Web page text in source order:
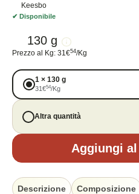
Keesbo
✔ Disponibile
130 g
Prezzo al Kg: 31€54/Kg
1 × 130 g
31€54/Kg
Altra quantità
Aggiungi
Descrizione Composizione